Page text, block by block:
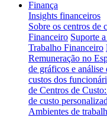
Finança
Insights financeiros
Sobre os centros de
Financeiro Suporte
Trabalho Financeiro
Remuneração no
de gráficos e análise
custos dos
de Centros de
de custo
Ambientes de